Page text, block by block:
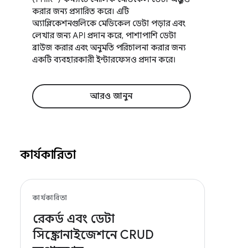
করার জন্য প্রসারিত করে। এটি
অ্যাপ্লিকেশনগুলিকে মেডিকেল ডেটা পড়ার এবং
লেখার জন্য API প্রদান করে, পাশাপাশি ডেটা
ব্রাউজ করার এবং অনুমতি পরিচালনা করার জন্য
একটি ব্যবহারকারী ইন্টারফেসও প্রদান করে।
আরও জানুন
কার্যকারিতা
কার্যকারিতা
রেকর্ড এবং ডেটা
সিঙ্ক্রোনাইজেশনে CRUD